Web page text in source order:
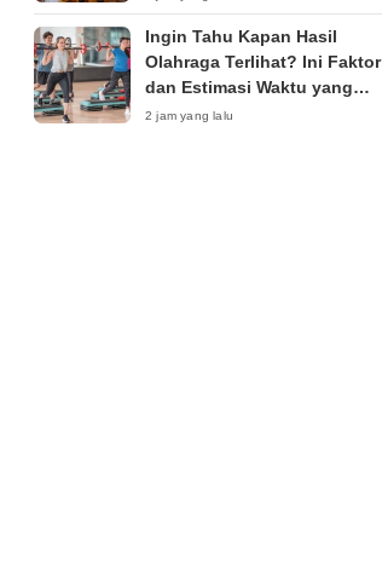
Ingin Tahu Kapan Hasil
Olahraga Terlihat? Ini Faktor
dan Estimasi Waktu yang
Perlu Anda Ketahui
2 jam yang lalu